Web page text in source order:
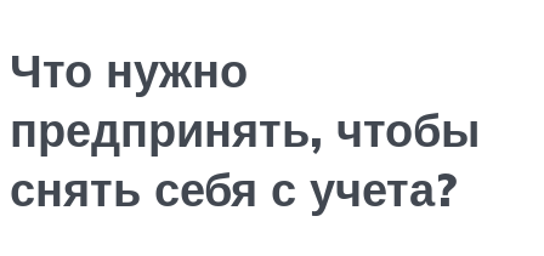
Что нужно
предпринять, чтобы
снять себя с учета?